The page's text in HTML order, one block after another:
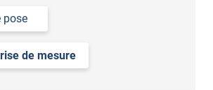
pose
de mesure